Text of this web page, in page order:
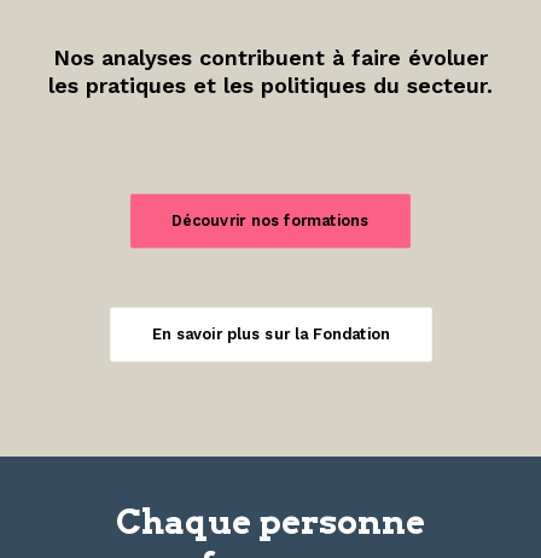
Nos analyses contribuent à faire évoluer
les pratiques et les politiques du secteur.
Découvrir nos formations
En savoir plus sur la Fondation
Chaque personne